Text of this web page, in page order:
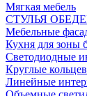
Мягкая мебель
СТУЛЬЯ
Мебельные
Кухня для зоны
Светодиодные
Круглые
Линейные